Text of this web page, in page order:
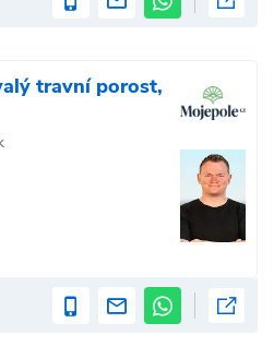
travní porost,